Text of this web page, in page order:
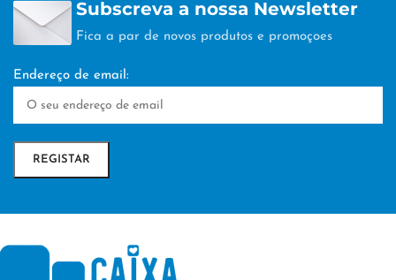
DTF/Serigrafia DTF/Serigrafia
Subscreva a nossa Newsletter
Fica a par de novos produtos e promoçoes
Endereço de email: